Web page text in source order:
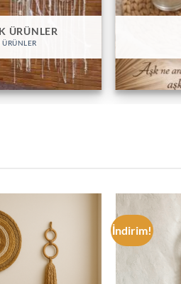
ÜRÜNLER
ÜRÜNLER
İndirim!